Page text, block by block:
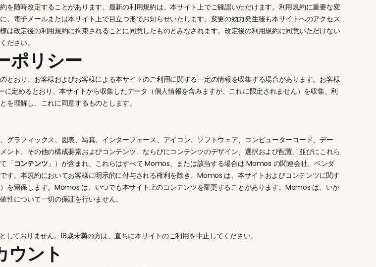
を随時改定することがあります。最新の利用規約は、本サイト上でご確認いただけます。利用規約に重要な変
、電子メールまたは本サイト上で目立つ形でお知らせいたします。変更の効力発生後も本サイトへのアクセス
は改定後の利用規約に拘束されることに同意したものとみなされます。改定後の利用規約に同意いただけない
ださい。
ポリシー
とおり、お客様およびお客様による本サイトのご利用に関する一定の情報を収集する場合があります。お客様
定めるとおり、本サイトから収集したデータ（個人情報を含みますが、これに限定されません）を収集、利
を理解し、これに同意するものとします。
グラフィックス、図表、写真、インターフェース、アイコン、ソフトウェア、コンピューターコード、デー
ント、その他の構成要素およびコンテンツ、ならびにコンテンツのデザイン、選択および配置、並びにこれら
「コンテンツ」）が含まれ、これらはすべて Momos、または該当する場合は Momos の関連会社、ベンダ
す。本規約においてお客様に明示的に付与される権利を除き、Momos は、本サイトおよびコンテンツに関す
を留保します。Momos は、いつでも本サイト上のコンテンツを変更することがあります。Momos は、いか
性について一切の保証を行いません。
しておりません。18歳未満の方は、直ちに本サイトのご利用を中止してください。
ウント